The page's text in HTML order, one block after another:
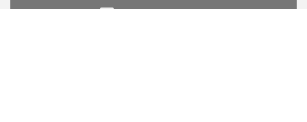
lojaonline@colorfoto.pt